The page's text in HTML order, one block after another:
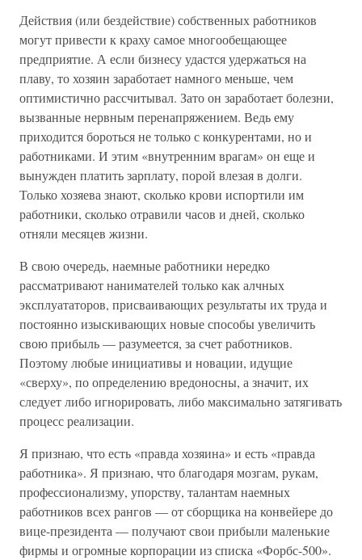
Действия (или бездействие) собственных работников
могут привести к краху самое многообещающее
предприятие. А если бизнесу удастся удержаться на
плаву, то хозяин заработает намного меньше, чем
оптимистично рассчитывал. Зато он заработает болезни,
вызванные нервным перенапряжением. Ведь ему
приходится бороться не только с конкурентами, но и
работниками. И этим «внутренним врагам» он еще и
вынужден платить зарплату, порой влезая в долги.
Только хозяева знают, сколько крови испортили им
работники, сколько отравили часов и дней, сколько
отняли месяцев жизни.
В свою очередь, наемные работники нередко
рассматривают нанимателей только как алчных
эксплуататоров, присваивающих результаты их труда и
постоянно изыскивающих новые способы увеличить
свою прибыль — разумеется, за счет работников.
Поэтому любые инициативы и новации, идущие
«сверху», по определению вредоносны, а значит, их
следует либо игнорировать, либо максимально затягивать
процесс реализации.
Я признаю, что есть «правда хозяина» и есть «правда
работника». Я признаю, что благодаря мозгам, рукам,
профессионализму, упорству, талантам наемных
работников всех рангов — от сборщика на конвейере до
вице-президента — получают свои прибыли маленькие
фирмы и огромные корпорации из списка «Форбс-500».